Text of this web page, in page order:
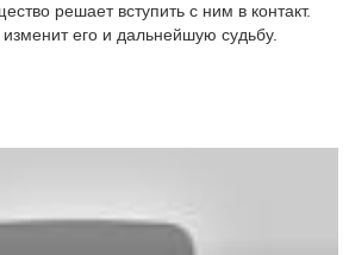
решает вступить с ним в контакт.
его и дальнейшую судьбу.